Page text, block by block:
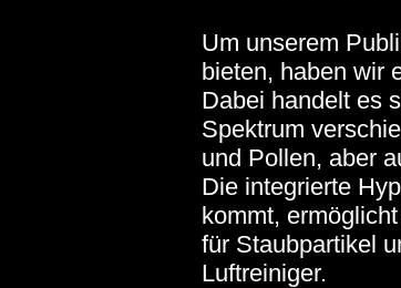
Um unserem
bieten, haben wir
Dabei handelt es
Spektrum
und Pollen, aber
Die integrierte
kommt,
für Staubpartikel
Luftreiniger.